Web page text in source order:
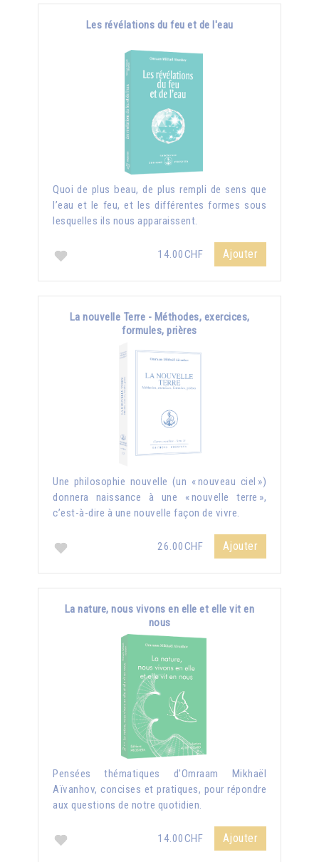
Les révélations du feu et de l'eau
Quoi de plus beau, de plus rempli de sens que
l’eau et le feu, et les différentes formes sous
lesquelles ils nous apparaissent.
14.00CHF Ajouter
La nouvelle Terre - Méthodes, exercices,
formules, prières
Une philosophie nouvelle (un « nouveau ciel »)
donnera naissance à une « nouvelle terre »,
c’est-à-dire à une nouvelle façon de vivre.
26.00CHF Ajouter
La nature, nous vivons en elle et elle vit en
nous
Pensées thématiques d'Omraam Mikhaël
Aïvanhov, concises et pratiques, pour répondre
aux questions de notre quotidien.
14.00CHF Ajouter